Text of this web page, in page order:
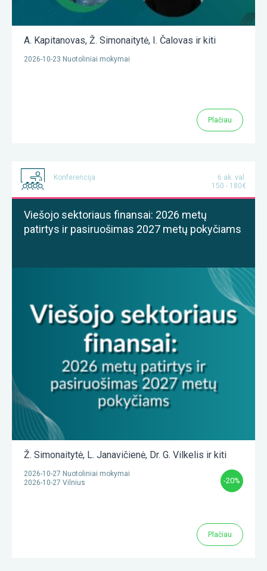
A. Kapitanovas, Ž. Simonaitytė, I. Čalovas ir kiti
2026-10-23 Nuotoliniai mokymai
Plačiau
Konferencija
6 ak. val.
150 - 180€
Viešojo sektoriaus finansai: 2026 metų
patirtys ir pasiruošimas 2027 metų pokyčiams
Ž. Simonaitytė, L. Janavičienė, Dr. G. Vilkelis ir kiti
2026-10-27 Nuotoliniai mokymai
2026-10-27 Vilnius
-20%
Plačiau